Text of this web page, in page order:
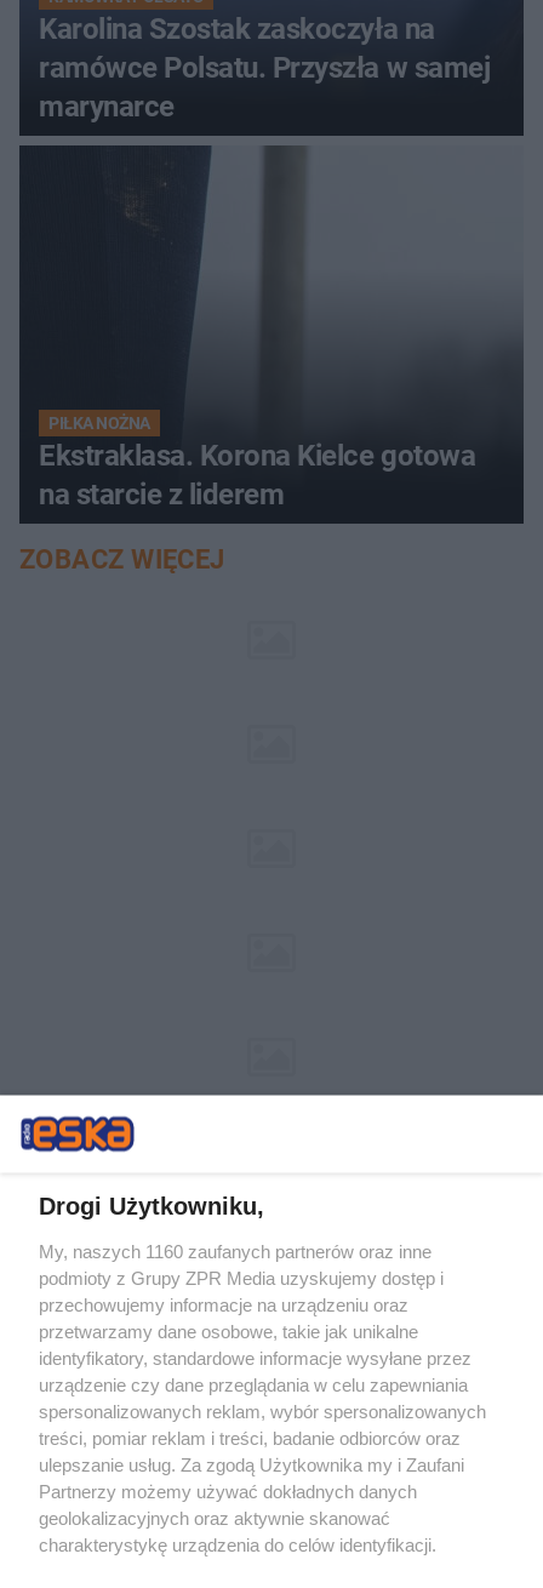
Karolina Szostak zaskoczyła na
ramówce Polsatu. Przyszła w samej
marynarce
PIŁKA NOŻNA
Ekstraklasa. Korona Kielce gotowa
na starcie z liderem
ZOBACZ WIĘCEJ
Żaden utwór zamieszczony w serwisie nie może być powielany i
rozpowszechniany lub dalej rozpowszechniany w jakikolwiek sposób (w
tym także elektroniczny lub mechaniczny) na jakimkolwiek polu
eksploatacji w jakiejkolwiek formie, włącznie z umieszczaniem w
Internecie bez pisemnej zgody właściciela praw. Jakiekolwiek użycie lub
wykorzystanie utworów w całości lub w części z naruszeniem prawa,
tzn. bez właściwej zgody, jest zabronione pod groźbą kary i może być
ścigane prawnie.
Drogi Użytkowniku,
My, naszych 1160 zaufanych partnerów oraz inne
podmioty z Grupy ZPR Media uzyskujemy dostęp i
przechowujemy informacje na urządzeniu oraz
przetwarzamy dane osobowe, takie jak unikalne
identyfikatory, standardowe informacje wysyłane przez
urządzenie czy dane przeglądania w celu zapewniania
spersonalizowanych reklam, wybór spersonalizowanych
treści, pomiar reklam i treści, badanie odbiorców oraz
ulepszanie usług. Za zgodą Użytkownika my i Zaufani
Partnerzy możemy używać dokładnych danych
geolokalizacyjnych oraz aktywnie skanować
charakterystykę urządzenia do celów identyfikacji.